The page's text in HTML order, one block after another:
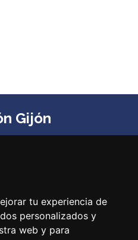
tu experiencia de
personalizados y
web y para
Gijón